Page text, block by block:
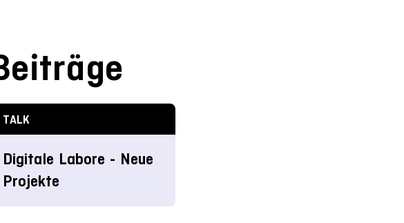
TALK
Digitale Labore - Neue
Projekte